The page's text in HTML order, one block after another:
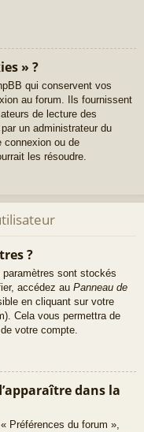
» ?
qui conservent vos
au forum. Ils fournissent
de lecture des
un administrateur du
connexion ou de
les résoudre.
?
sont stockés
accédez au Panneau de
en cliquant sur votre
Cela vous permettra de
votre compte.
dans la
Préférences du forum »,